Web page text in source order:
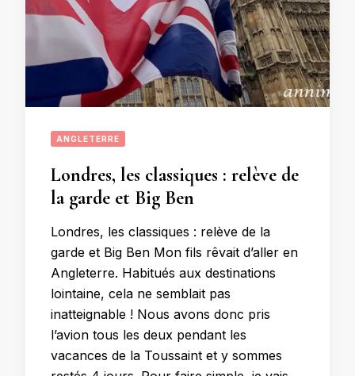
ANGLETERRE
Londres, les classiques : relève de
la garde et Big Ben
Londres, les classiques : relève de la
garde et Big Ben Mon fils rêvait d’aller en
Angleterre. Habitués aux destinations
lointaine, cela ne semblait pas
inatteignable ! Nous avons donc pris
l’avion tous les deux pendant les
vacances de la Toussaint et y sommes